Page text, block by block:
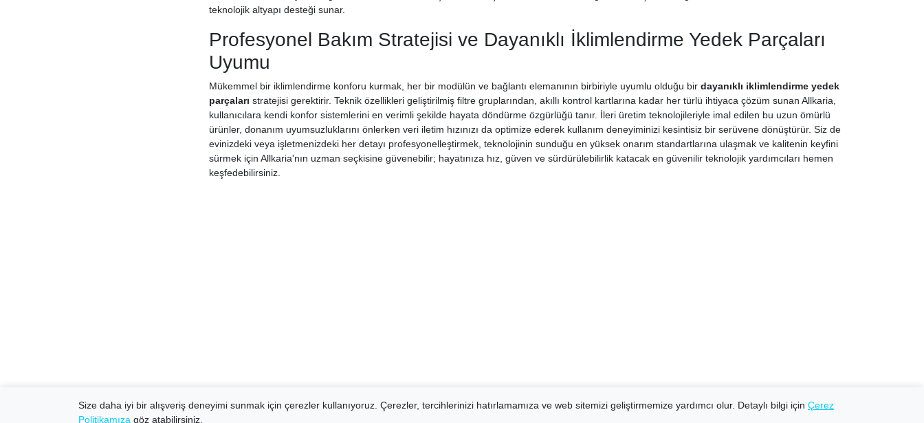
teknolojik altyapı desteği sunar.
Profesyonel Bakım Stratejisi ve Dayanıklı İklimlendirme Yedek Parçaları
Uyumu
Mükemmel bir iklimlendirme konforu kurmak, her bir modülün ve bağlantı elemanının birbiriyle uyumlu olduğu bir dayanıklı iklimlendirme yedek
parçaları stratejisi gerektirir. Teknik özellikleri geliştirilmiş filtre gruplarından, akıllı kontrol kartlarına kadar her türlü ihtiyaca çözüm sunan Allkaria,
kullanıcılara kendi konfor sistemlerini en verimli şekilde hayata döndürme özgürlüğü tanır. İleri üretim teknolojileriyle imal edilen bu uzun ömürlü
ürünler, donanım uyumsuzluklarını önlerken veri iletim hızınızı da optimize ederek kullanım deneyiminizi kesintisiz bir serüvene dönüştürür. Siz de
evinizdeki veya işletmenizdeki her detayı profesyonelleştirmek, teknolojinin sunduğu en yüksek onarım standartlarına ulaşmak ve kalitenin keyfini
sürmek için Allkaria'nın uzman seçkisine güvenebilir; hayatınıza hız, güven ve sürdürülebilirlik katacak en güvenilir teknolojik yardımcıları hemen
keşfedebilirsiniz.
Size daha iyi bir alışveriş deneyimi sunmak için çerezler kullanıyoruz. Çerezler, tercihlerinizi hatırlamamıza ve web sitemizi geliştirmemize yardımcı olur. Detaylı bilgi için Çerez
Politikamıza göz atabilirsiniz.